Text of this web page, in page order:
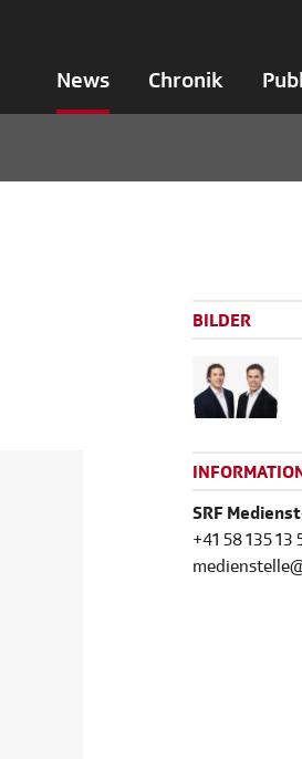
News Chronik
BILDER
SRF
+41 58 135 13